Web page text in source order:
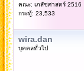
คณะ: เภสัชศาสตร์ 2516
กระทู้: 23,533
wira.dan
บุคคลทั่วไป